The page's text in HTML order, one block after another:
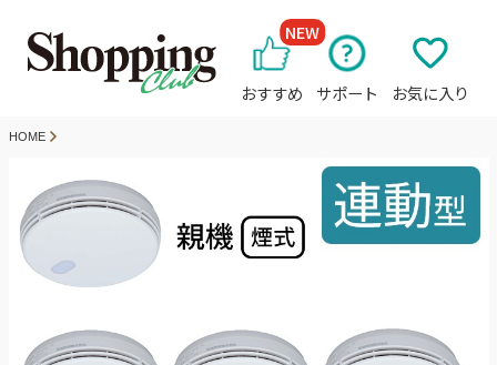
おすすめ
NEW
サポート お気に入り
HOME